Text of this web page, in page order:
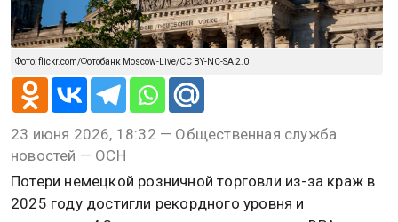
Фото: flickr.com/Фотобанк Moscow-Live/CC BY-NC-SA 2.0
23 июня 2026, 18:32 — Общественная служба
новостей — ОСН
Потери немецкой розничной торговли из-за краж в
2025 году достигли рекордного уровня и